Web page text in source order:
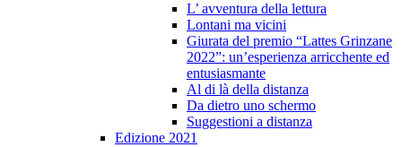
L’ avventura della lettura
Lontani ma vicini
Giurata del premio “Lattes Grinzane
2022”: un’esperienza arricchente ed
entusiasmante
Al di là della distanza
Da dietro uno schermo
Suggestioni a distanza
Edizione 2021